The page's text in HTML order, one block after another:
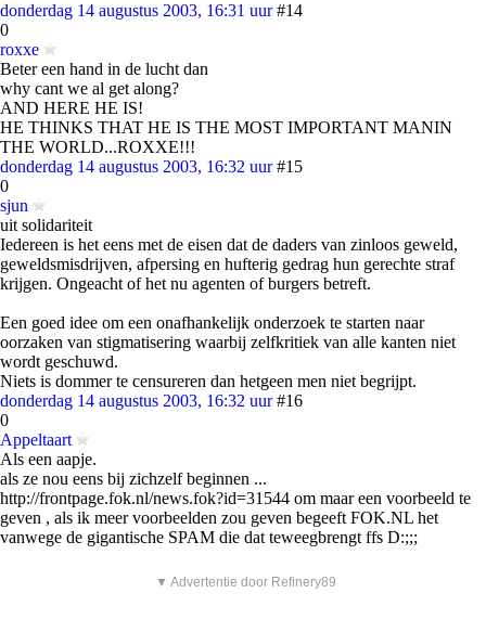
donderdag 14 augustus 2003, 16:31 uur #14
0
roxxe
Beter een hand in de lucht dan
why cant we al get along?
AND HERE HE IS!
HE THINKS THAT HE IS THE MOST IMPORTANT MANIN
THE WORLD...ROXXE!!!
donderdag 14 augustus 2003, 16:32 uur #15
0
sjun
uit solidariteit
Iedereen is het eens met de eisen dat de daders van zinloos geweld,
geweldsmisdrijven, afpersing en hufterig gedrag hun gerechte straf
krijgen. Ongeacht of het nu agenten of burgers betreft.
Een goed idee om een onafhankelijk onderzoek te starten naar
oorzaken van stigmatisering waarbij zelfkritiek van alle kanten niet
wordt geschuwd.
Niets is dommer te censureren dan hetgeen men niet begrijpt.
donderdag 14 augustus 2003, 16:32 uur #16
0
Appeltaart
Als een aapje.
als ze nou eens bij zichzelf beginnen ...
http://frontpage.fok.nl/news.fok?id=31544 om maar een voorbeeld te
geven , als ik meer voorbeelden zou geven begeeft FOK.NL het
vanwege de gigantische SPAM die dat teweegbrengt ffs D:;;;
▼ Advertentie door Refinery89